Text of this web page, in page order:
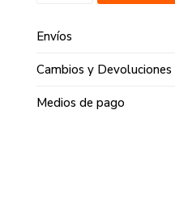
Envíos
Cambios y Devoluciones
Medios de pago